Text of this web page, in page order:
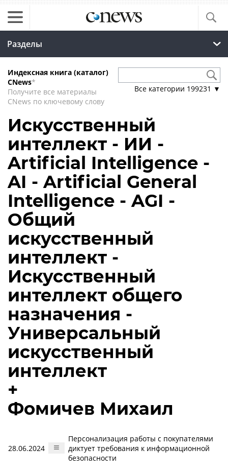
Разделы
Индексная книга (каталог)
CNews*
Получите все материалы
CNews по ключевому слову
Все категории 199231 ▼
Искусственный
интеллект - ИИ -
Artificial Intelligence -
AI - Artificial General
Intelligence - AGI -
Общий
искусственный
интеллект -
Искусственный
интеллект общего
назначения -
Универсальный
искусственный
интеллект
+
Фомичев Михаил
28.06.2024
Персонализация работы с покупателями
диктует требования к информационной
безопасности